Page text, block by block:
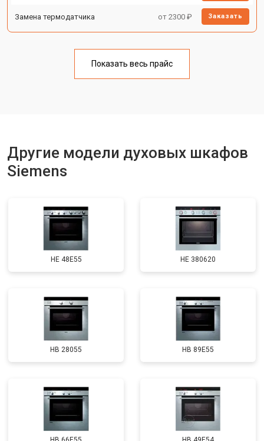
Замена термодатчика от 2300 ₽ Заказать
Показать весь прайс
Другие модели духовых шкафов
Siemens
HE 48E55 HE 380620
HB 28055 HB 89E55